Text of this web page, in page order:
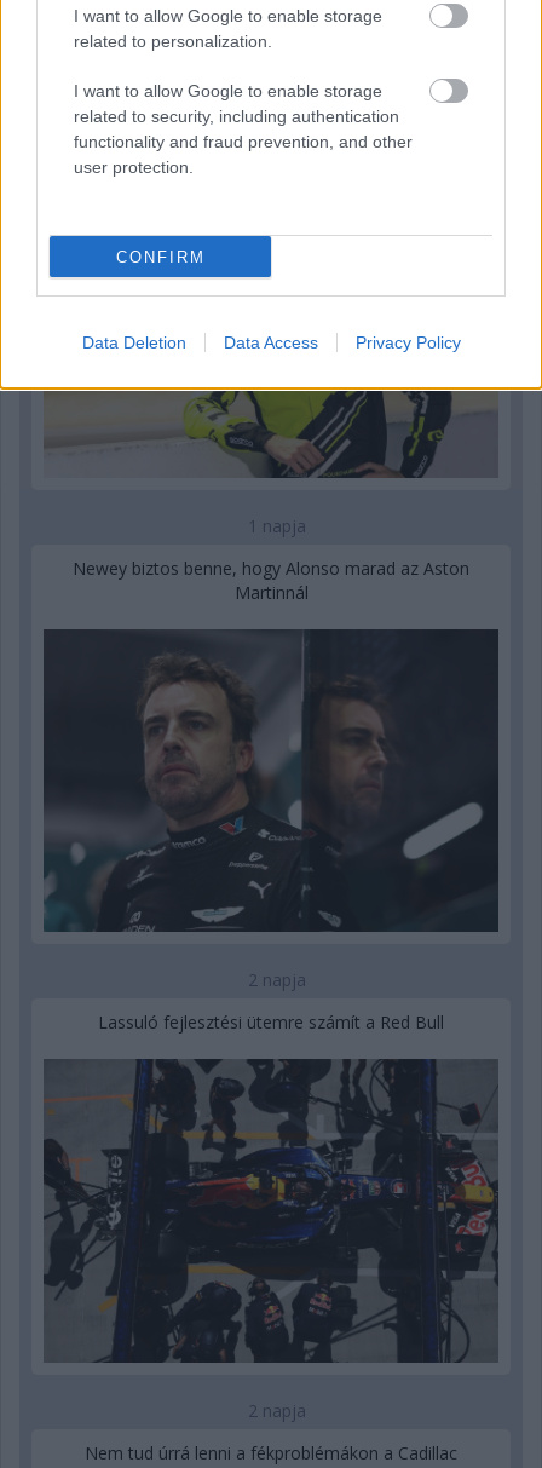
I want to allow Google to enable storage
related to personalization.
I want to allow Google to enable storage
related to security, including authentication
functionality and fraud prevention, and other
user protection.
CONFIRM
Data Deletion Data Access Privacy Policy
1 napja
Újabb korábbi F2-es bajnok folytatja a Formula-E-ben
1 napja
Newey biztos benne, hogy Alonso marad az Aston
Martinnál
2 napja
Lassuló fejlesztési ütemre számít a Red Bull
2 napja
Nem tud úrrá lenni a fékproblémákon a Cadillac